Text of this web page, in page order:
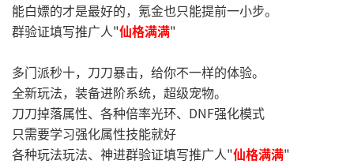
能白嫖的才是最好的，氪金也只能提前一小步。
群验证填写推广人"仙格满满"
多门派秒十，刀刀暴击，给你不一样的体验。
全新玩法，装备进阶系统，超级宠物。
刀刀掉落属性、各种倍率光环、DNF强化模式
只需要学习强化属性技能就好
各种玩法玩法、神进群验证填写推广人"仙格满满"